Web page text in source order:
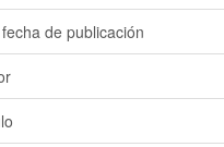
de publicación